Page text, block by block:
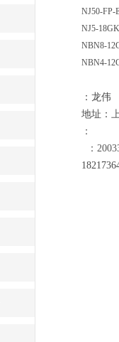
NJ50-FP-
NJ5-
NBN8-
NBN4-
：龙伟
地址：
：
：
18